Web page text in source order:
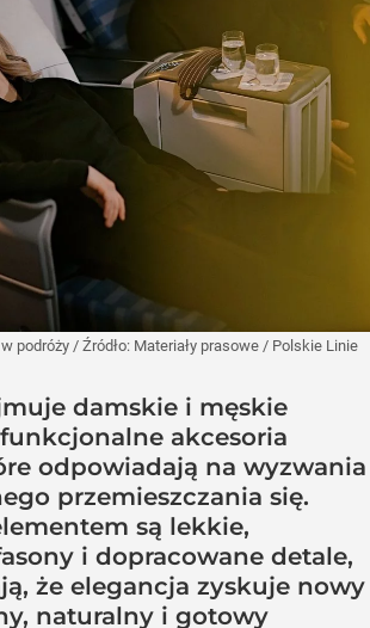
podróży / Źródło: Materiały prasowe / Polskie Linie
damskie i męskie
akcesoria
odpowiadają na wyzwania
przemieszczania się.
są lekkie,
i dopracowane detale,
że elegancja zyskuje nowy
naturalny i gotowy